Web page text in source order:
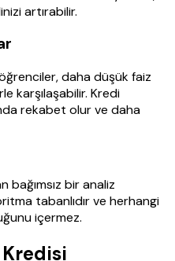
artırabilir.
daha düşük faiz
karşılaşabilir. Kredi
rekabet olur ve daha
bir analiz
tabanlıdır ve herhangi
içermez.